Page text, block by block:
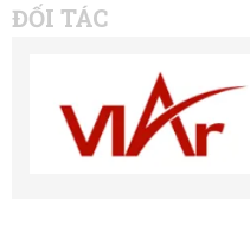
ĐỐI TÁC